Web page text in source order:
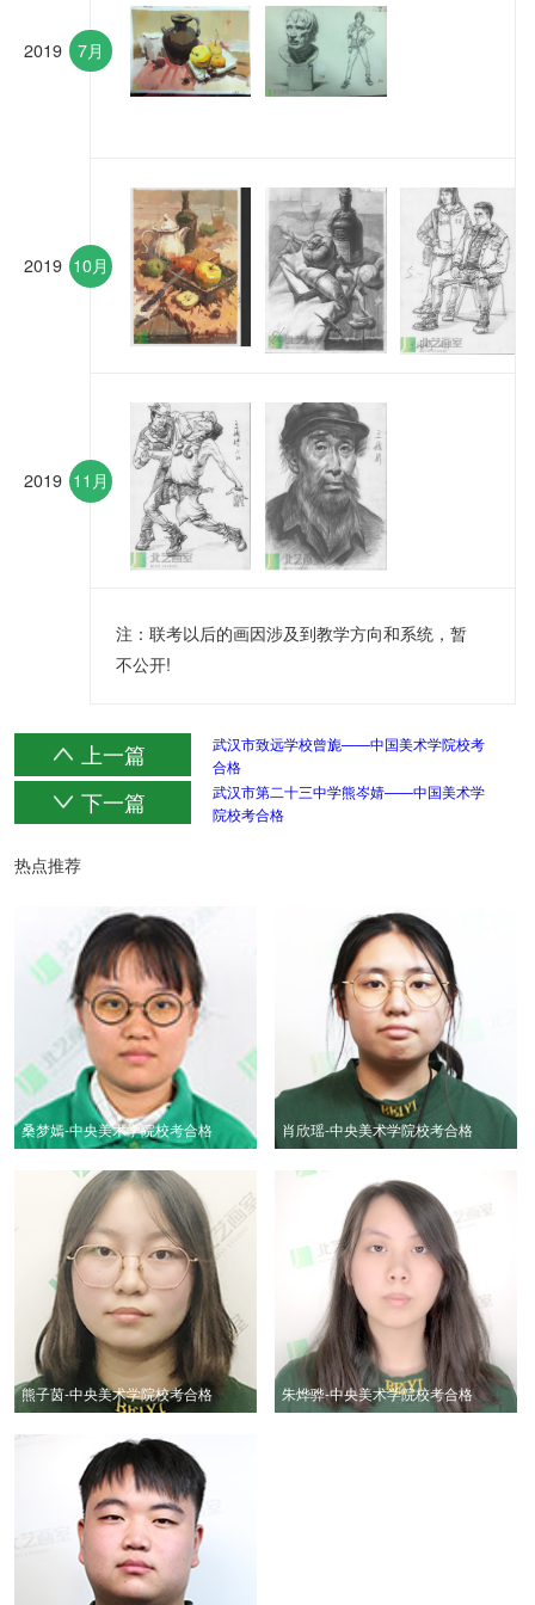
2019 7月
2019 10月
2019 11月
注：联考以后的画因涉及到教学方向和系统，暂
不公开!
上一篇
武汉市致远学校曾旎——中国美术学院校考
合格
下一篇
武汉市第二十三中学熊岑婧——中国美术学
院校考合格
热点推荐
桑梦嫣-中央美术学院校考合格 肖欣瑶-中央美术学院校考合格
熊子茵-中央美术学院校考合格 朱烨骅-中央美术学院校考合格